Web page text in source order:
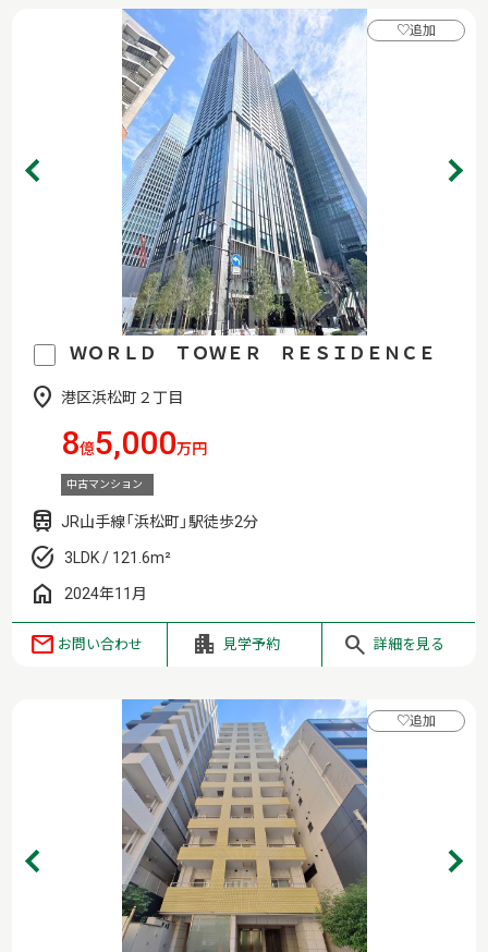
ＷＯＲＬＤ ＴＯＷＥＲ ＲＥＳＩＤＥＮＣＥ
港区浜松町２丁目
8億5,000万円
中古マンション
JR山手線「浜松町」駅徒歩2分
3LDK / 121.6m²
2024年11月
♡追加
お問い合わせ 見学予約 詳細を見る
♡追加